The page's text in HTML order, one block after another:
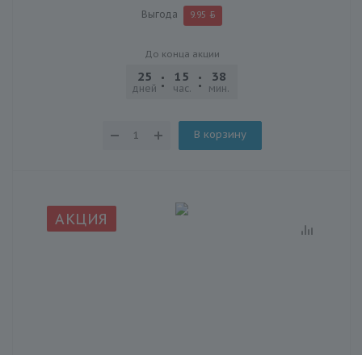
Выгода 9.95
До конца акции
25
дней
15
час.
38
мин.
В корзину
АКЦИЯ